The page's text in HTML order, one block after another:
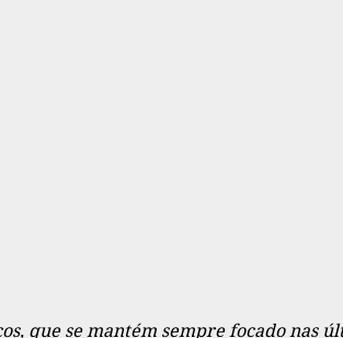
que se mantém sempre focado nas